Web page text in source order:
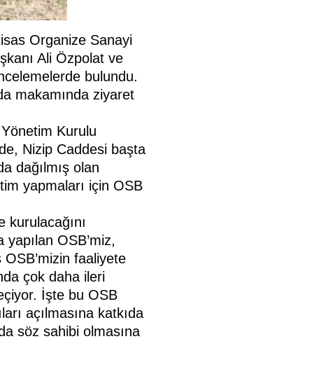
Organize Sanayi
Ali Özpolat ve
bulundu.
makamında ziyaret
Kurulu
Nizip Caddesi başta
dağılmış olan
yapmaları için OSB
OSB’miz,
faaliyete
çok daha ileri
İşte bu OSB
açılmasına katkıda
söz sahibi olmasına